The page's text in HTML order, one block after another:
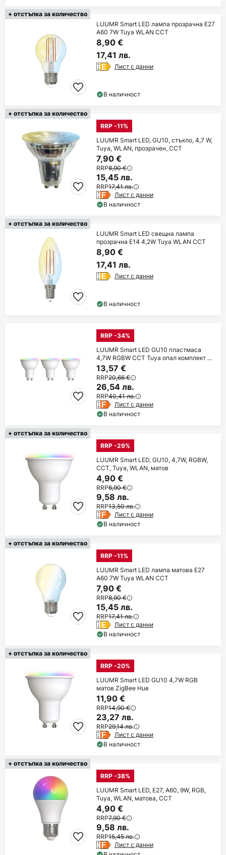
+ отстъпка за количество
LUUMR Smart LED лампа прозрачна E27
A60 7W Tuya WLAN CCT
8,90 €
17,41 лв.
Лист с данни
В наличност
+ отстъпка за количество
RRP -11%
LUUMR Smart LED, GU10, стъкло, 4,7 W,
Tuya, WLAN, прозрачен, CCT
7,90 €
RRP8,90 €
15,45 лв.
RRP17,41 лв.
Лист с данни
В наличност
+ отстъпка за количество
LUUMR Smart LED свещна лампа
прозрачна E14 4,2W Tuya WLAN CCT
8,90 €
17,41 лв.
Лист с данни
В наличност
RRP -34%
LUUMR Smart LED GU10 пластмаса
4,7W RGBW CCT Tuya опал комплект от
3
13,57 €
RRP20,66 €
26,54 лв.
RRP40,41 лв.
Лист с данни
В наличност
+ отстъпка за количество
RRP -29%
LUUMR Smart LED, GU10, 4,7W, RGBW,
CCT, Tuya, WLAN, матов
4,90 €
RRP6,90 €
9,58 лв.
RRP13,50 лв.
Лист с данни
В наличност
+ отстъпка за количество
RRP -11%
LUUMR Smart LED лампа матова E27
A60 7W Tuya WLAN CCT
7,90 €
RRP8,90 €
15,45 лв.
RRP17,41 лв.
Лист с данни
В наличност
+ отстъпка за количество
RRP -20%
LUUMR Smart LED GU10 4,7W RGB
матов ZigBee Hue
11,90 €
RRP14,90 €
23,27 лв.
RRP29,14 лв.
Лист с данни
В наличност
+ отстъпка за количество
RRP -38%
LUUMR Smart LED, E27, A60, 9W, RGB,
Tuya, WLAN, матова, CCT
4,90 €
RRP7,90 €
9,58 лв.
RRP15,45 лв.
Лист с данни